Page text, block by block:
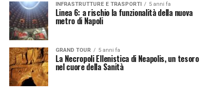
INFRASTRUTTURE E TRASPORTI 5 anni fa
Linea 6: a rischio la funzionalità della nuova
metro di Napoli
GRAND TOUR 5 anni fa
La Necropoli Ellenistica di Neapolis, un tesoro
nel cuore della Sanità